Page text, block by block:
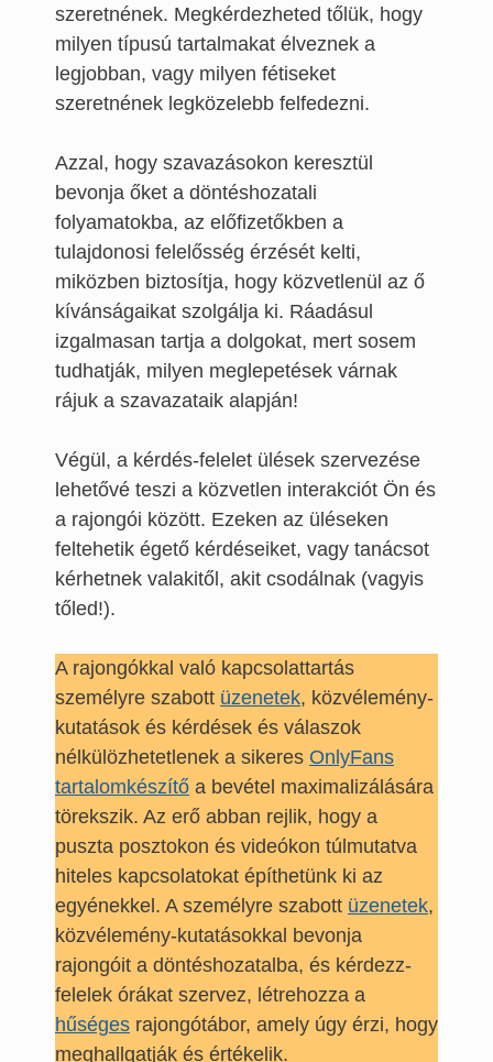
szeretnének. Megkérdezheted tőlük, hogy
milyen típusú tartalmakat élveznek a
legjobban, vagy milyen fétiseket
szeretnének legközelebb felfedezni.
Azzal, hogy szavazásokon keresztül
bevonja őket a döntéshozatali
folyamatokba, az előfizetőkben a
tulajdonosi felelősség érzését kelti,
miközben biztosítja, hogy közvetlenül az ő
kívánságaikat szolgálja ki. Ráadásul
izgalmasan tartja a dolgokat, mert sosem
tudhatják, milyen meglepetések várnak
rájuk a szavazataik alapján!
Végül, a kérdés-felelet ülések szervezése
lehetővé teszi a közvetlen interakciót Ön és
a rajongói között. Ezeken az üléseken
feltehetik égető kérdéseiket, vagy tanácsot
kérhetnek valakitől, akit csodálnak (vagyis
tőled!).
A rajongókkal való kapcsolattartás
személyre szabott üzenetek, közvélemény-
kutatások és kérdések és válaszok
nélkülözhetetlenek a sikeres OnlyFans
tartalomkészítő a bevétel maximalizálására
törekszik. Az erő abban rejlik, hogy a
puszta posztokon és videókon túlmutatva
hiteles kapcsolatokat építhetünk ki az
egyénekkel. A személyre szabott üzenetek,
közvélemény-kutatásokkal bevonja
rajongóit a döntéshozatalba, és kérdezz-
felelek órákat szervez, létrehozza a
hűséges rajongótábor, amely úgy érzi, hogy
meghallgatják és értékelik.